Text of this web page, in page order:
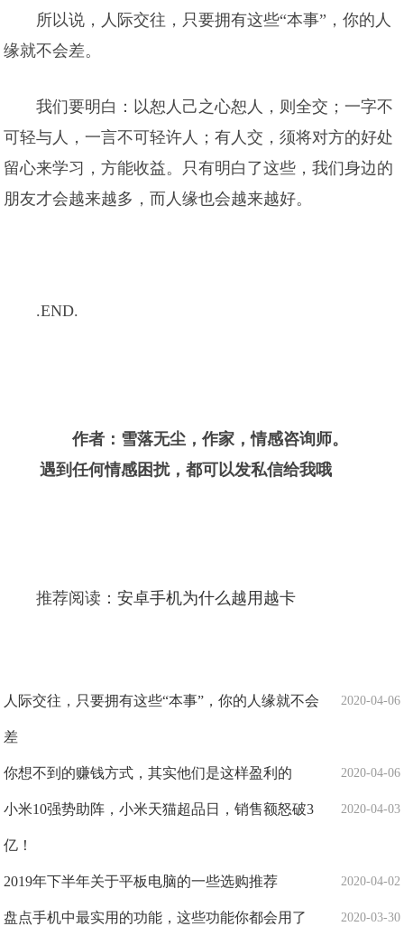
所以说，人际交往，只要拥有这些“本事”，你的人
缘就不会差。
我们要明白：以恕人己之心恕人，则全交；一字不
可轻与人，一言不可轻许人；有人交，须将对方的好处
留心来学习，方能收益。只有明白了这些，我们身边的
朋友才会越来越多，而人缘也会越来越好。
.END.
作者：雪落无尘，作家，情感咨询师。
遇到任何情感困扰，都可以发私信给我哦
推荐阅读：安卓手机为什么越用越卡
2020-04-06
人际交往，只要拥有这些“本事”，你的人缘就不会
差
2020-04-06
你想不到的赚钱方式，其实他们是这样盈利的
2020-04-03
小米10强势助阵，小米天猫超品日，销售额怒破3
亿！
2020-04-02
2019年下半年关于平板电脑的一些选购推荐
2020-03-30
盘点手机中最实用的功能，这些功能你都会用了